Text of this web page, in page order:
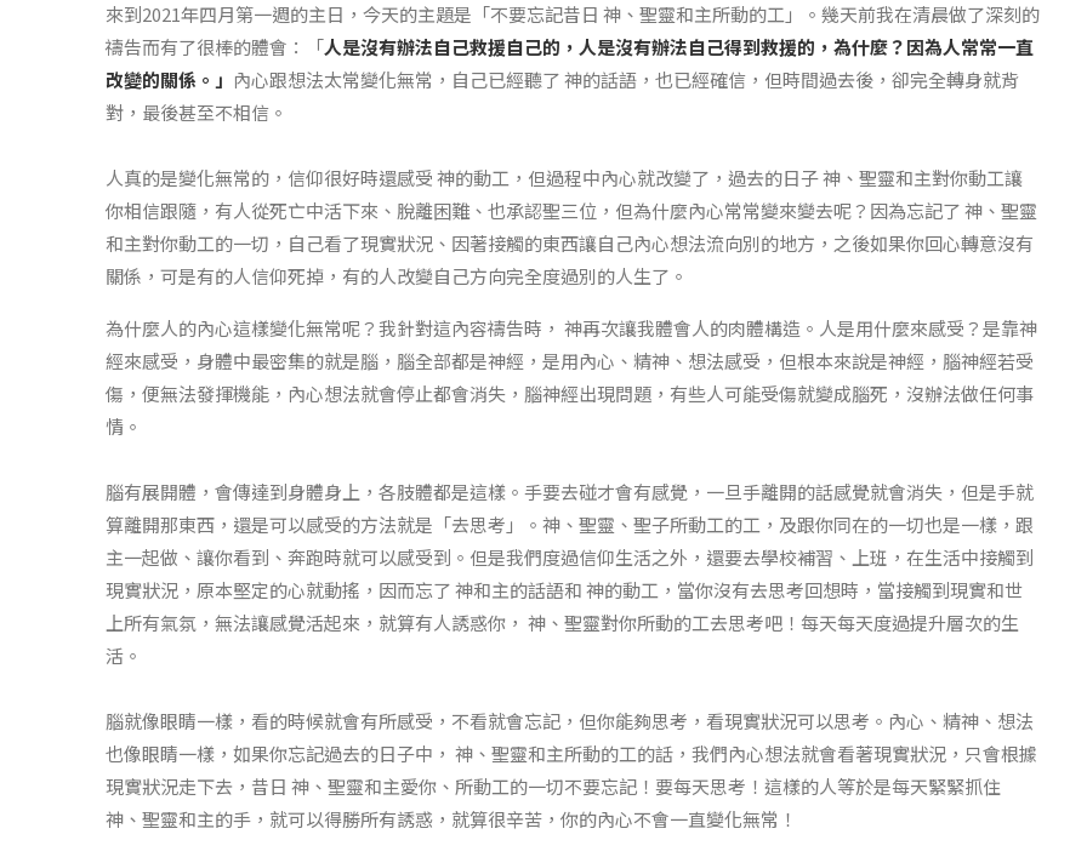
來到2021年四月第一週的主日，今天的主題是「不要忘記昔日 神、聖靈和主所動的工」。幾天前我在清晨做了深刻的
禱告而有了很棒的體會：「人是沒有辦法自己救援自己的，人是沒有辦法自己得到救援的，為什麼？因為人常常一直
改變的關係。」 內心跟想法太常變化無常，自己已經聽了 神的話語，也已經確信，但時間過去後，卻完全轉身就背
對，最後甚至不相信。
人真的是變化無常的，信仰很好時還感受 神的動工，但過程中內心就改變了，過去的日子 神、聖靈和主對你動工讓
你相信跟隨，有人從死亡中活下來、脫離困難、也承認聖三位，但為什麼內心常常變來變去呢？因為忘記了 神、聖靈
和主對你動工的一切，自己看了現實狀況、因著接觸的東西讓自己內心想法流向別的地方，之後如果你回心轉意沒有
關係，可是有的人信仰死掉，有的人改變自己方向完全度過別的人生了。
為什麼人的內心這樣變化無常呢？我針對這內容禱告時， 神再次讓我體會人的肉體構造。人是用什麼來感受？是靠神
經來感受，身體中最密集的就是腦，腦全部都是神經，是用內心、精神、想法感受，但根本來說是神經，腦神經若受
傷，便無法發揮機能，內心想法就會停止都會消失，腦神經出現問題，有些人可能受傷就變成腦死，沒辦法做任何事
情。
腦有展開體，會傳達到身體身上，各肢體都是這樣。手要去碰才會有感覺，一旦手離開的話感覺就會消失，但是手就
算離開那東西，還是可以感受的方法就是「去思考」。神、聖靈、聖子所動工的工，及跟你同在的一切也是一樣，跟
主一起做、讓你看到、奔跑時就可以感受到。但是我們度過信仰生活之外，還要去學校補習、上班，在生活中接觸到
現實狀況，原本堅定的心就動搖，因而忘了 神和主的話語和 神的動工，當你沒有去思考回想時，當接觸到現實和世
上所有氣氛，無法讓感覺活起來，就算有人誘惑你， 神、聖靈對你所動的工去思考吧！每天每天度過提升層次的生
活。
腦就像眼睛一樣，看的時候就會有所感受，不看就會忘記，但你能夠思考，看現實狀況可以思考。內心、精神、想法
也像眼睛一樣，如果你忘記過去的日子中， 神、聖靈和主所動的工的話，我們內心想法就會看著現實狀況，只會根據
現實狀況走下去，昔日 神、聖靈和主愛你、所動工的一切不要忘記！要每天思考！這樣的人等於是每天緊緊抓住
神、聖靈和主的手，就可以得勝所有誘惑，就算很辛苦，你的內心不會一直變化無常！